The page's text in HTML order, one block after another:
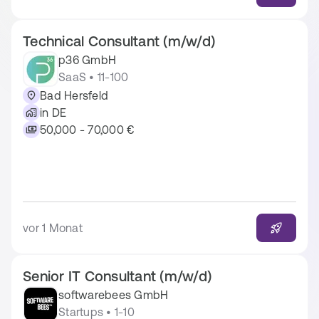
Technical Consultant (m/w/d)
p36 GmbH
SaaS • 11-100
Bad Hersfeld
in DE
50,000 - 70,000 €
vor 1 Monat
Senior IT Consultant (m/w/d)
softwarebees GmbH
Startups • 1-10